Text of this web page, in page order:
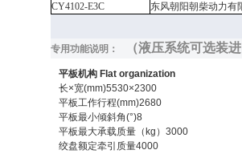
CY4102-E3C
东风朝阳朝柴动力有
专用功能说明： （液压系统可选装进
平板机构 Flat organization
长×宽(mm)5530×2300
平板工作行程(mm)2680
平板最小倾斜角(°)8
平板最大承载质量（kg）3000
绞盘额定牵引质量4000